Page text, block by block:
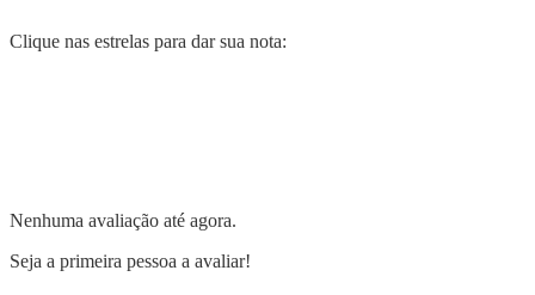
Clique nas estrelas para dar sua nota:
Nenhuma avaliação até agora.
Seja a primeira pessoa a avaliar!